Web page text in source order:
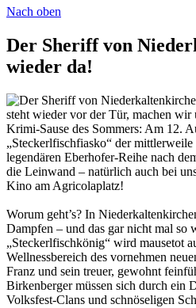
Nach oben
Der Sheriff von
wieder da!
steht wieder vor der Tür, machen wir
Krimi-Sause des Sommers: Am 12.
„Steckerlfischfiasko“ der
legendären Eberhofer-Reihe nach
die Leinwand – natürlich auch bei
Kino am Agricolaplatz!
Worum geht’s? In
Dampfen – und das gar nicht mal so
„Steckerlfischkönig“ wird mausetot
Wellnessbereich des vornehmen
Franz und sein treuer, gewohnt
Birkenberger müssen sich durch ein
Volksfest-Clans und schnöseligen